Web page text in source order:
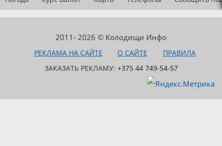
2011- 2026 © Колодищи Инфо
РЕКЛАМА НА САЙТЕ О САЙТЕ
ПРАВИЛА
ЗАКАЗАТЬ РЕКЛАМУ: +375 44 749-54-57